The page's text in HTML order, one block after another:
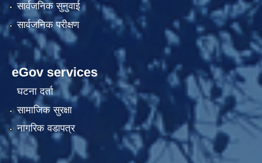
सार्वजनिक सुनुवाई
सार्वजनिक परीक्षण
eGov services
घटना दर्ता
सामाजिक सुरक्षा
नागरिक वडापत्र